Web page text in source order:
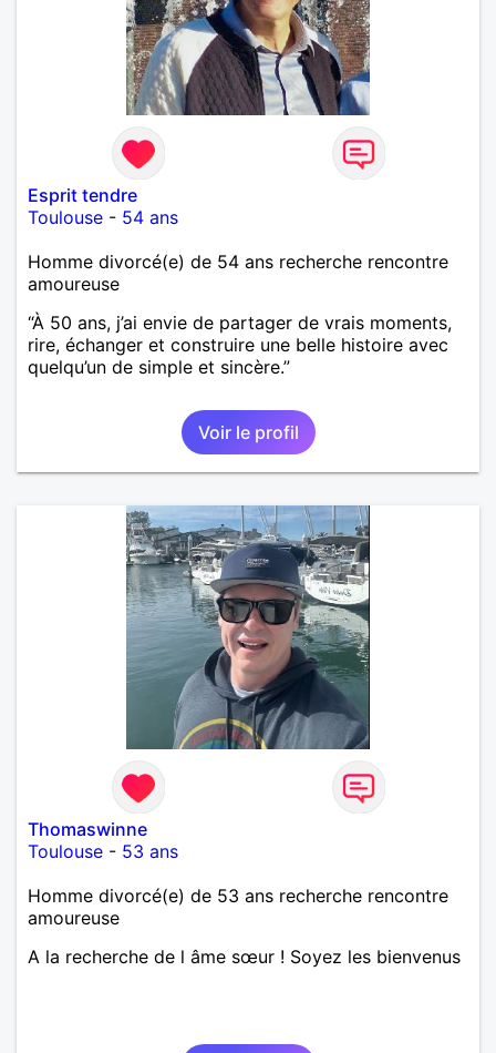
Esprit tendre
Toulouse - 54 ans
Homme divorcé(e) de 54 ans recherche rencontre
amoureuse
“À 50 ans, j’ai envie de partager de vrais moments,
rire, échanger et construire une belle histoire avec
quelqu’un de simple et sincère.”
Voir le profil
Thomaswinne
Toulouse - 53 ans
Homme divorcé(e) de 53 ans recherche rencontre
amoureuse
A la recherche de l âme sœur ! Soyez les bienvenus